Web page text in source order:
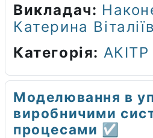
Викладач:
Катерина
Категорія: АКІТР
Моделювання в
виробничими
процесами ☑️